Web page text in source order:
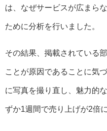
は、なぜサービスが広まら
ために分析を行いました。
その結果、掲載されている
ことが原因であることに気
に写真を撮り直し、魅力的
ずか1週間で売り上げが2倍